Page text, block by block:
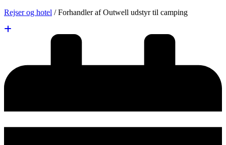
Rejser og hotel /Forhandler af Outwell udstyr til camping